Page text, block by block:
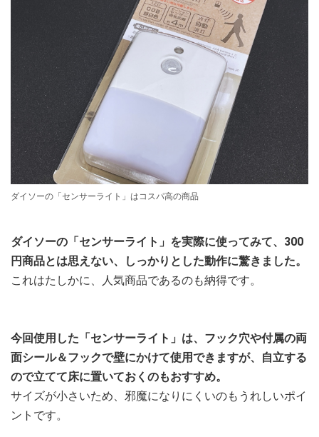
ダイソーの「センサーライト」はコスパ高の商品
ダイソーの「センサーライト」を実際に使ってみて、300
円商品とは思えない、しっかりとした動作に驚きました。
これはたしかに、人気商品であるのも納得です。
今回使用した「センサーライト」は、フック穴や付属の両
面シール＆フックで壁にかけて使用できますが、自立する
ので立てて床に置いておくのもおすすめ。
サイズが小さいため、邪魔になりにくいのもうれしいポイ
ントです。